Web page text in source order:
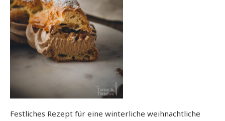
Festliches Rezept für eine winterliche weihnachtliche